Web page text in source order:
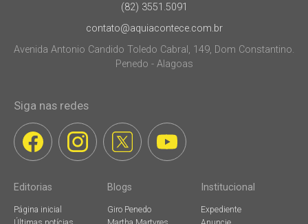
(82) 3551.5091
contato@aquiacontece.com.br
Avenida Antonio Candido Toledo Cabral, 149, Dom Constantino.
Penedo - Alagoas
Siga nas redes
Editorias
Página inicial
Blogs
Giro Penedo
Institucional
Expediente